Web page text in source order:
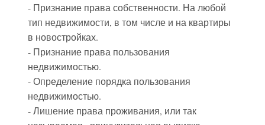
- Признание права собственности. На любой
тип недвижимости, в том числе и на квартиры
в новостройках.
- Признание права пользования
недвижимостью.
- Определение порядка пользования
недвижимостью.
- Лишение права проживания, или так